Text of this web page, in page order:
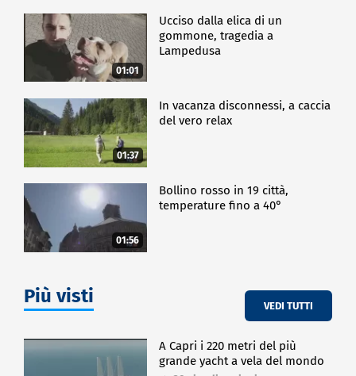
01:01
Ucciso dalla elica di un
gommone, tragedia a
Lampedusa
01:37
In vacanza disconnessi, a caccia
del vero relax
01:56
Bollino rosso in 19 città,
temperature fino a 40°
Più visti VEDI TUTTI
A Capri i 220 metri del più
grande yacht a vela del mondo